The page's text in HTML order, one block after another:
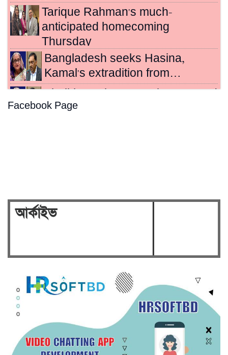
Tarique Rahman's much-
anticipated homecoming
Thursday
Bangladesh seeks Hasina,
Kamal's extradition from…
to death for crimes…
Facebook Page
আর্কাইভ